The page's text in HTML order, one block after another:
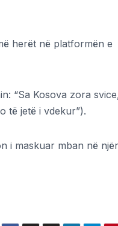
herët në platformën e
“Sa Kosova zora
të jetë i vdekur”).
i maskuar mban në